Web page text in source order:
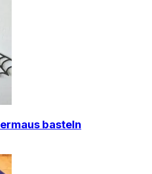
basteln